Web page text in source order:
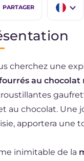
PARTAGER
DE
NL
BR
cherchez une
au chocolat
au chocolat. Une
apportera une
inimitable de la